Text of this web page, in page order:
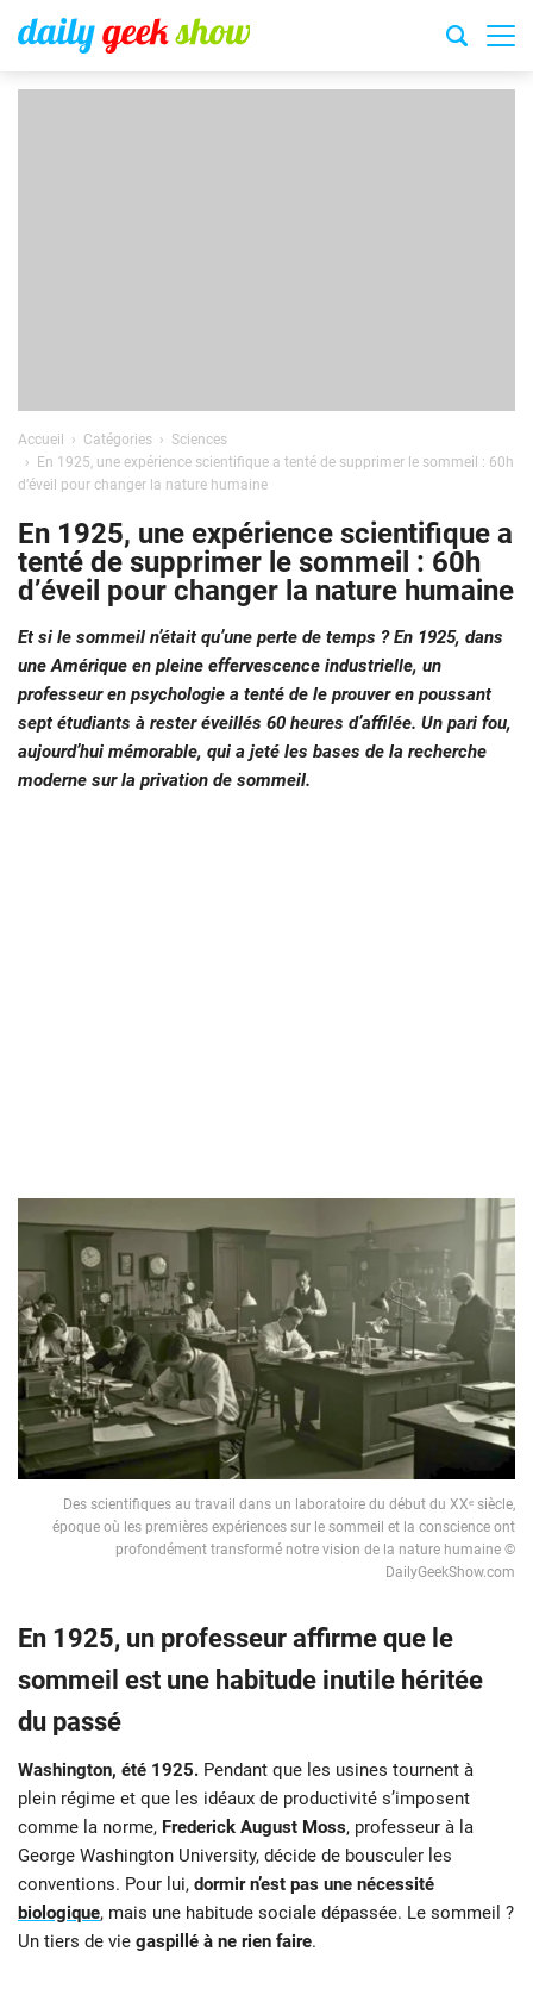
Accueil Catégories
Sciences
En 1925, une expérience scientifique a tenté de supprimer le sommeil : 60h
d’éveil pour changer la nature humaine
En 1925, une expérience scientifique a
tenté de supprimer le sommeil : 60h
d’éveil pour changer la nature humaine
Et si le sommeil n’était qu’une perte de temps ? En 1925, dans
une Amérique en pleine effervescence industrielle, un
professeur en psychologie a tenté de le prouver en poussant
sept étudiants à rester éveillés 60 heures d’affilée. Un pari fou,
aujourd’hui mémorable, qui a jeté les bases de la recherche
moderne sur la privation de sommeil.
Des scientifiques au travail dans un laboratoire du début du XXᵉ siècle,
époque où les premières expériences sur le sommeil et la conscience ont
profondément transformé notre vision de la nature humaine ©
DailyGeekShow.com
En 1925, un professeur affirme que le
sommeil est une habitude inutile héritée
du passé
Washington, été 1925. Pendant que les usines tournent à
plein régime et que les idéaux de productivité s’imposent
comme la norme, Frederick August Moss, professeur à la
George Washington University, décide de bousculer les
conventions. Pour lui, dormir n’est pas une nécessité
biologique, mais une habitude sociale dépassée. Le sommeil ?
Un tiers de vie gaspillé à ne rien faire.